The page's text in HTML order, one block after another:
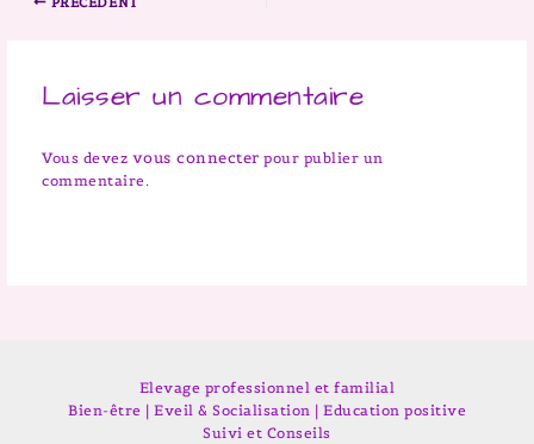
Laisser un commentaire
Vous devez vous connecter pour publier un
commentaire.
Elevage professionnel et familial
Bien-être | Eveil & Socialisation | Education positive
Suivi et Conseils